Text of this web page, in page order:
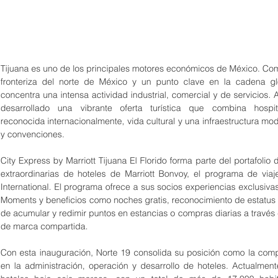
Tijuana es uno de los principales motores económicos de México.
fronteriza del norte de México y un punto clave en la cadena
concentra una intensa actividad industrial, comercial y de servicios.
desarrollado una vibrante oferta turística que combina
reconocida internacionalmente, vida cultural y una infraestructura
y convenciones.
City Express by Marriott Tijuana El Florido forma parte del portafolio
extraordinarias de hoteles de Marriott Bonvoy, el programa de
International. El programa ofrece a sus socios experiencias
Moments y beneficios como noches gratis, reconocimiento de
de acumular y redimir puntos en estancias o compras diarias a
de marca compartida.
Con esta inauguración, Norte 19 consolida su posición como la
en la administración, operación y desarrollo de hoteles.